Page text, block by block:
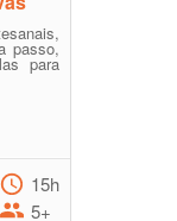
passo,
para
15h
5+